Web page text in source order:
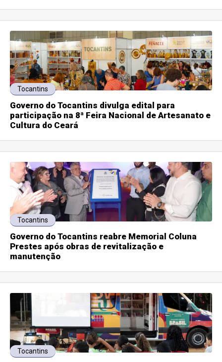
Tocantins
Governo do Tocantins divulga edital para
participação na 8ª Feira Nacional de Artesanato e
Cultura do Ceará
Tocantins
Governo do Tocantins reabre Memorial Coluna
Prestes após obras de revitalização e
manutenção
Tocantins